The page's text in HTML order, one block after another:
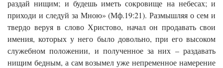
раздай нищим; и будешь иметь сокровище на небесах; и
приходи и следуй за Мною» (Мф.19:21). Размышляя о сем и
твердо веруя в слово Христово, начал он продавать свои
имения, которых у него было довольно, при его высоком
служебном положении, и полученное за них – раздавать
нищим бедным, а сам возымел уже непременное намерение